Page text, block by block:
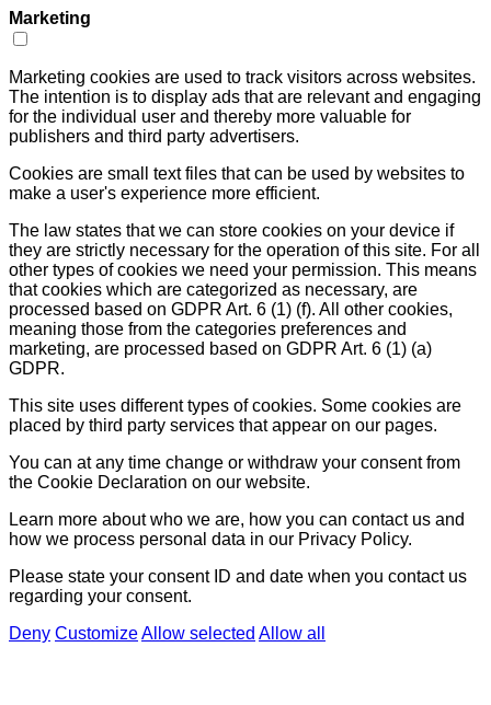
Marketing
Marketing cookies are used to track visitors across websites.
The intention is to display ads that are relevant and engaging
for the individual user and thereby more valuable for
publishers and third party advertisers.
Cookies are small text files that can be used by websites to
make a user's experience more efficient.
The law states that we can store cookies on your device if
they are strictly necessary for the operation of this site. For all
other types of cookies we need your permission. This means
that cookies which are categorized as necessary, are
processed based on GDPR Art. 6 (1) (f). All other cookies,
meaning those from the categories preferences and
marketing, are processed based on GDPR Art. 6 (1) (a)
GDPR.
This site uses different types of cookies. Some cookies are
placed by third party services that appear on our pages.
You can at any time change or withdraw your consent from
the Cookie Declaration on our website.
Learn more about who we are, how you can contact us and
how we process personal data in our Privacy Policy.
Please state your consent ID and date when you contact us
regarding your consent.
Deny CustomizeAllow selected Allow all